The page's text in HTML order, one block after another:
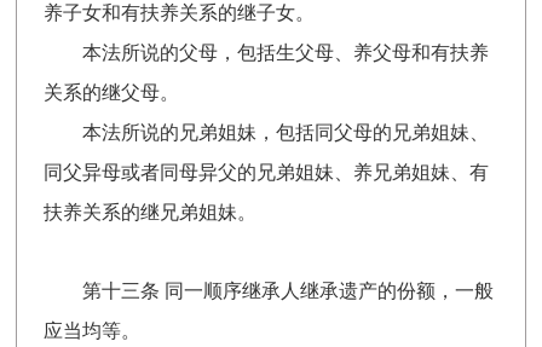
养子女和有扶养关系的继子女。
本法所说的父母，包括生父母、养父母和有扶养
关系的继父母。
本法所说的兄弟姐妹，包括同父母的兄弟姐妹、
同父异母或者同母异父的兄弟姐妹、养兄弟姐妹、有
扶养关系的继兄弟姐妹。
第十三条 同一顺序继承人继承遗产的份额，一般
应当均等。